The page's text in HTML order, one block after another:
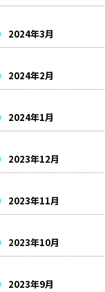
2024年3月
2024年2月
2024年1月
2023年12月
2023年11月
2023年10月
2023年9月